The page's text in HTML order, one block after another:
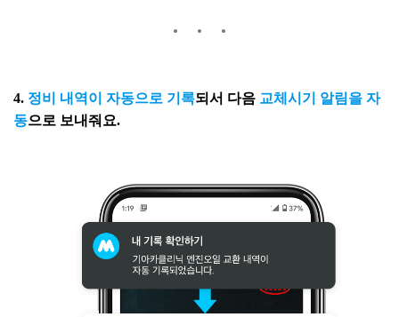
4. 정비 내역이 자동으로 기록되서 다음 교체시기 알림을 자
동으로 보내줘요.